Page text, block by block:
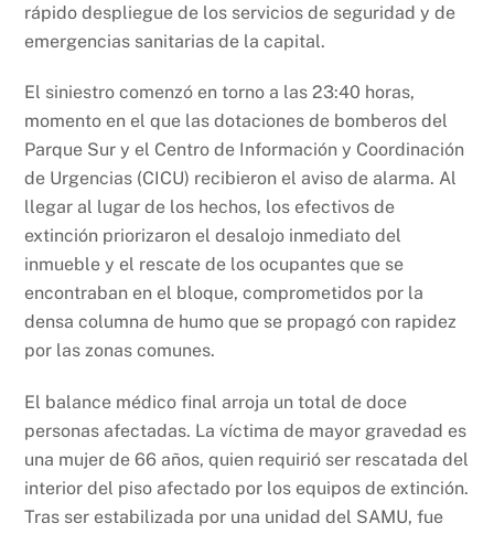
rápido despliegue de los servicios de seguridad y de
emergencias sanitarias de la capital.
El siniestro comenzó en torno a las 23:40 horas,
momento en el que las dotaciones de bomberos del
Parque Sur y el Centro de Información y Coordinación
de Urgencias (CICU) recibieron el aviso de alarma. Al
llegar al lugar de los hechos, los efectivos de
extinción priorizaron el desalojo inmediato del
inmueble y el rescate de los ocupantes que se
encontraban en el bloque, comprometidos por la
densa columna de humo que se propagó con rapidez
por las zonas comunes.
El balance médico final arroja un total de doce
personas afectadas. La víctima de mayor gravedad es
una mujer de 66 años, quien requirió ser rescatada del
interior del piso afectado por los equipos de extinción.
Tras ser estabilizada por una unidad del SAMU, fue